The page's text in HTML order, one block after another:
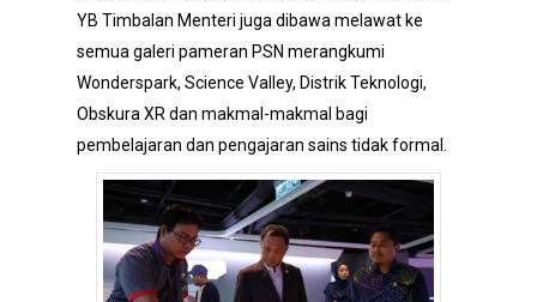
YB Timbalan Menteri juga dibawa melawat ke
semua galeri pameran PSN merangkumi
Wonderspark, Science Valley, Distrik Teknologi,
Obskura XR dan makmal-makmal bagi
pembelajaran dan pengajaran sains tidak formal.